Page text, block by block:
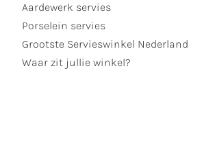
Aardewerk servies
Porselein servies
Grootste Servieswinkel Nederland
Waar zit jullie winkel?